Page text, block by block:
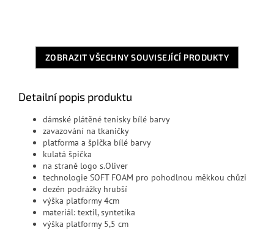
ZOBRAZIT VŠECHNY SOUVISEJÍCÍ PRODUKTY
Detailní popis produktu
dámské plátěné tenisky bílé barvy
zavazování na tkaničky
platforma a špička bílé barvy
kulatá špička
na straně logo s.Oliver
technologie SOFT FOAM pro pohodlnou měkkou chůzi
dezén podrážky hrubší
výška platformy 4cm
materiál: textil, syntetika
výška platformy 5,5 cm